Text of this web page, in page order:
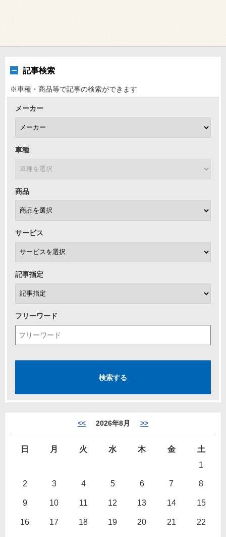
記事検索
※車種・商品等で記事の検索ができます
メーカー
車種
商品
サービス
記事指定
フリーワード
<< 2026年8月 >>
日 月 火 水 木 金
土
1
2 3 4 5 6 7 8
9 10 11 12 13 14 15
16 17 18 19 20 21 22